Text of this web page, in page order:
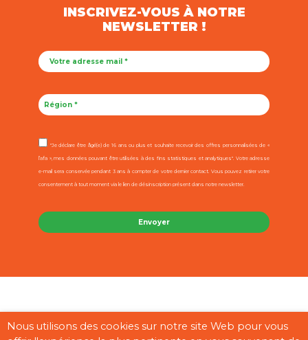
INSCRIVEZ-VOUS À NOTRE
NEWSLETTER !
"Je déclare être âgé(e) de 16 ans ou plus et souhaite recevoir des offres personnalisées de «
l’afa », mes données pouvant être utilisées à des fins statistiques et analytiques". Votre adresse
e-mail sera conservée pendant 3 ans à compter de votre dernier contact. Vous pouvez retirer votre
consentement à tout moment via le lien de désinscription présent dans notre newsletter.
Contact Mentions légales CGU Cookies
Plan du site
Nous utilisons des cookies sur notre site Web pour vous